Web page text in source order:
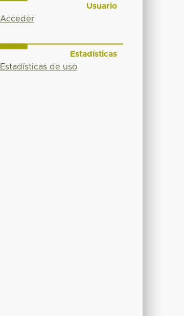
Usuario
Acceder
Estadísticas
Estadísticas de uso